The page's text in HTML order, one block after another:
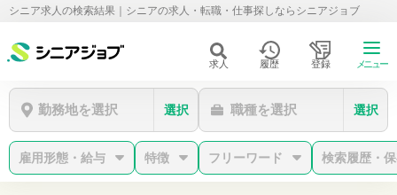
シニア求人の検索結果｜シニアの求人・転職・仕事探しならシニアジョブ
求人 履歴 登録 メニュー
勤務地を選択 選択 職種を選択 選択
雇用形態・給与 特徴 フリーワード 検索履歴・